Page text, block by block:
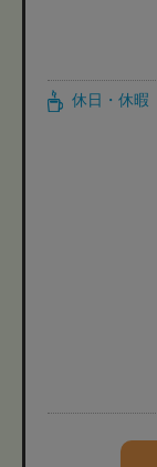
休日・休暇